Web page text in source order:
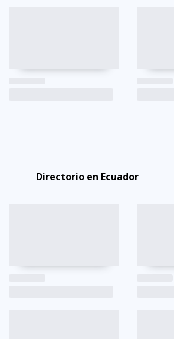
Directorio en Ecuador